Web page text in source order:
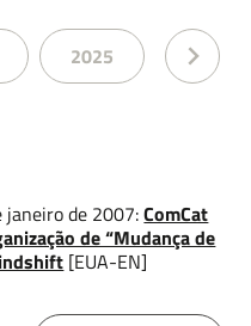
2025 2024
de 2007:ComCat
de “Mudança de
[EUA-EN]